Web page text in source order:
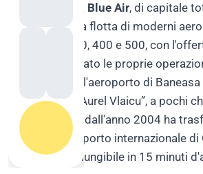
La compagnia Blue Air, di capitale
dispone di una flotta di moderni
delle serie 300, 400 e 500, con
a 170. Ha avviato le proprie
basandosi sull'aeroporto di
denominato “Aurel Vlaicu”, a pochi
centro città, e dall'anno 2004 ha
base sull'aeroporto internazionale di
Coanda” raggiungibile in 15 minuti